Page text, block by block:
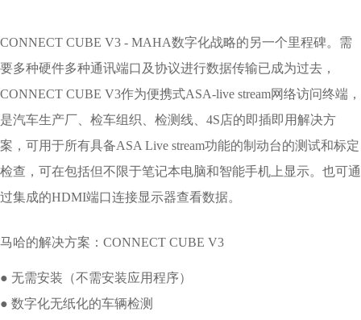
CONNECT CUBE V3 - MAHA数字化战略的另一个里程碑。需
要多种硬件多种通讯端口及协议进行数据传输已成为过去，
CONNECT CUBE V3作为便携式ASA-live stream网络访问终端，
是汽车生产厂、检车组织、检测线、4S店的即插即用解决方
案， 可用于所有具备ASA Live stream功能的制动台的测试和标定
检查 ，可在包括但不限于笔记本电脑和智能手机上显示。也可通
过集成的HDMI端口连接显示器查看数据。
马哈的解决方案：CONNECT CUBE V3
● 无需安装（不需安装应用程序）
● 数字化无纸化的车辆检测